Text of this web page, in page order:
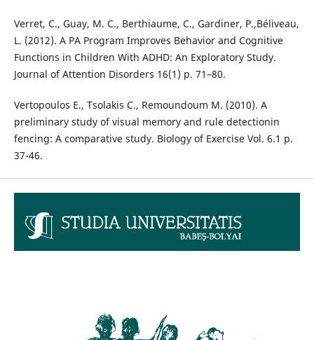
Verret, C., Guay, M. C., Berthiaume, C., Gardiner, P.,Béliveau,
L. (2012). A PA Program Improves Behavior and Cognitive
Functions in Children With ADHD: An Exploratory Study.
Journal of Attention Disorders 16(1) p. 71–80.
Vertopoulos E., Tsolakis C., Remoundoum M. (2010). A
preliminary study of visual memory and rule detectionin
fencing: A comparative study. Biology of Exercise Vol. 6.1 p.
37-46.